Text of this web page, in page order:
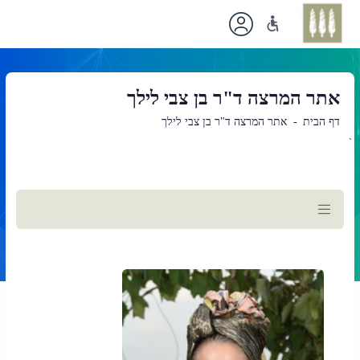
אתר המרצה ד"ר בן צבי לילך
דף הבית אתר המרצה ד"ר בן צבי לילך
`
תוכן
ראשי